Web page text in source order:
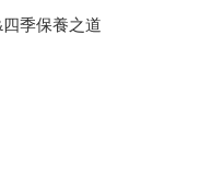
季保養之道